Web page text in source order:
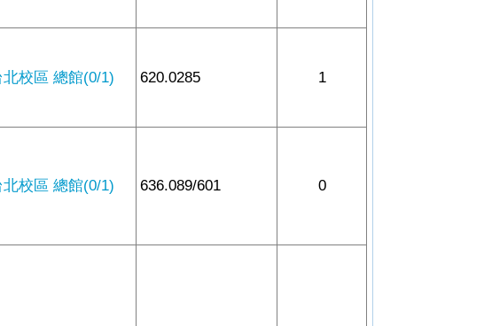
北校區 總館(0/1) 620.0285 1
北校區 總館(0/1) 636.089/601 0